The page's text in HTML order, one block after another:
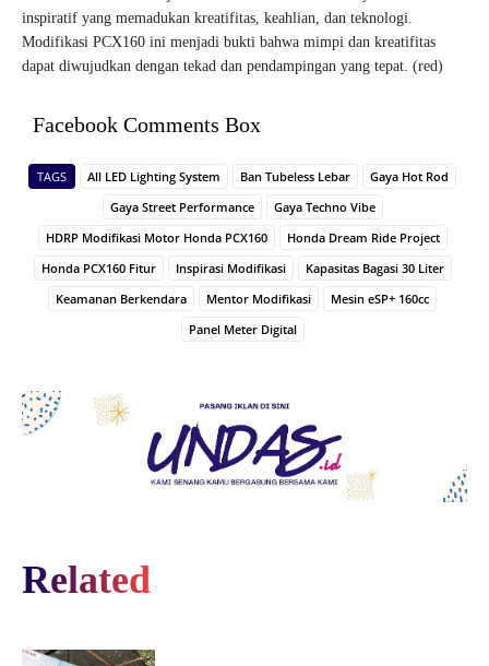
Related
inspiratif yang memadukan kreatifitas, keahlian, dan teknologi.
Modifikasi PCX160 ini menjadi bukti bahwa mimpi dan kreatifitas
dapat diwujudkan dengan tekad dan pendampingan yang tepat. (red)
Facebook Comments Box
TAGS All LED Lighting System Ban Tubeless Lebar
Gaya Hot Rod
Gaya Street Performance
Gaya Techno Vibe
HDRP Modifikasi Motor Honda PCX160
Honda Dream Ride Project
Honda PCX160 Fitur
Inspirasi Modifikasi
Kapasitas Bagasi 30 Liter
Keamanan Berkendara
Mentor Modifikasi
Mesin eSP+ 160cc
Panel Meter Digital